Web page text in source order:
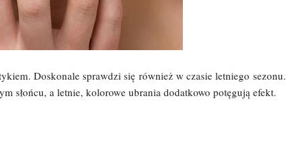
Doskonale sprawdzi się również w czasie letniego sezonu.
słońcu, a letnie, kolorowe ubrania dodatkowo potęgują efekt.